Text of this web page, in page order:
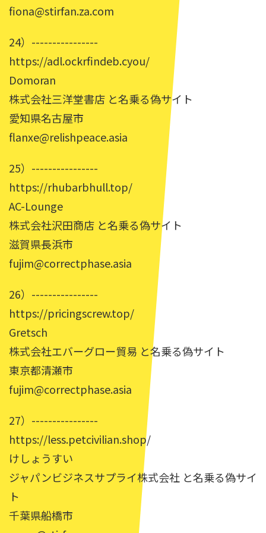
fiona@stirfan.za.com
24）----------------
https://adl.ockrfindeb.cyou/
Domoran
株式会社三洋堂書店 と名乗る偽サイト
愛知県名古屋市
flanxe@relishpeace.asia
25）----------------
https://rhubarbhull.top/
AC-Lounge
株式会社沢田商店 と名乗る偽サイト
滋賀県長浜市
fujim@correctphase.asia
26）----------------
https://pricingscrew.top/
Gretsch
株式会社エバーグロー貿易 と名乗る偽サイト
東京都清瀬市
fujim@correctphase.asia
27）----------------
https://less.petcivilian.shop/
けしょうすい
ジャパンビジネスサプライ株式会社 と名乗る偽サイ
ト
千葉県船橋市